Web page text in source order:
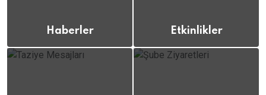
Haberler
(112)
Etkinlikler